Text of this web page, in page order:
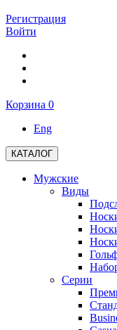
Регистрация
Войти
Корзина 0
Eng
КАТАЛОГ
Мужские
Виды
Серии